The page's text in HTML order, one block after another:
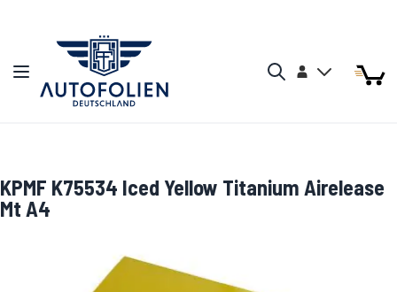
Navigation umschalten Konto Mein
KPMF K75534 Iced Yellow Titanium Airelease
Mt A4